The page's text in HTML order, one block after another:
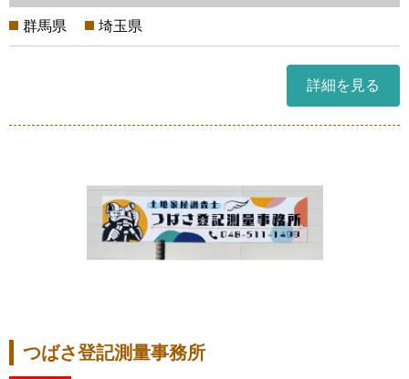
群馬県 埼玉県
詳細を見る
つばさ登記測量事務所